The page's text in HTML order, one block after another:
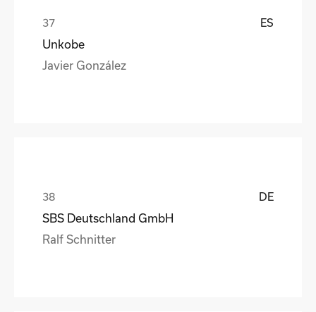
ES
Unkobe
Javier González
DE
SBS Deutschland GmbH
Ralf Schnitter